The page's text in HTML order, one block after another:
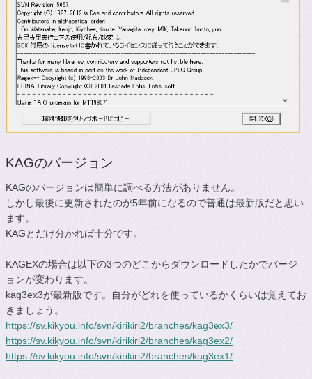
KAGのバージョン
KAGのバージョンは簡単に調べる方法がありません。
しかし最後に更新されたのが5年前になるので普通は最新版だと思い
ます。
KAGとだけ分かれば十分です。
KAGEXの場合は以下の3つのどこからダウンロードしたかでバージ
ョンが変わります。
kag3ex3が最新版です。自分がどれを使っているかくらいは覚えてお
きましょう。
https://sv.kikyou.info/svn/kirikiri2/branches/kag3ex3/
https://sv.kikyou.info/svn/kirikiri2/branches/kag3ex2/
https://sv.kikyou.info/svn/kirikiri2/branches/kag3ex1/